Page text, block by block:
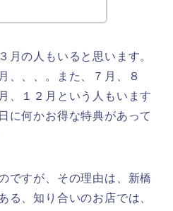
月の人もいると思います。
、、、。また、７月、８
、１２月という人もいます
に何かお得な特典があって
ですが、その理由は、新橋
る、知り合いのお店では、